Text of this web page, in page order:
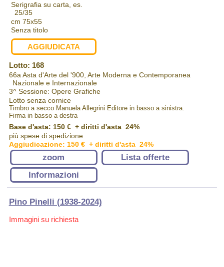
Serigrafia su carta, es.
25/35
cm 75x55
Senza titolo
AGGIUDICATA
Lotto: 168
66a Asta d'Arte del '900, Arte Moderna e Contemporanea
Nazionale e Internazionale
3^ Sessione: Opere Grafiche
Lotto senza cornice
Timbro a secco Manuela Allegrini Editore in basso a sinistra.
Firma in basso a destra
Base d'asta: 150 € + diritti d'asta 24%
più spese di spedizione
Aggiudicazione: 150 € + diritti d'asta 24%
zoom
Lista offerte
Informazioni
Pino Pinelli (1938-2024)
Immagini su richiesta